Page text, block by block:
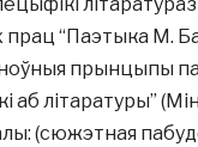
“Паэтыка М.
прынцыпы
аб літаратуры”
(сюжэтная